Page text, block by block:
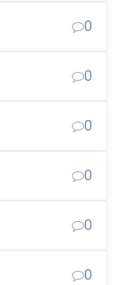
0
0
0
0
0
0